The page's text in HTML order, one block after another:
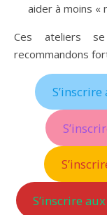
aider à moins «
Ces ateliers
recommandons
S’inscrire